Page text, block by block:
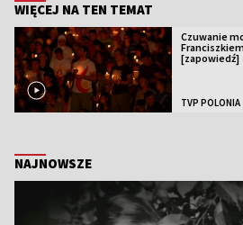
WIĘCEJ NA TEN TEMAT
Czuwanie
[zapowiedź]
TVP POLONIA
NAJNOWSZE